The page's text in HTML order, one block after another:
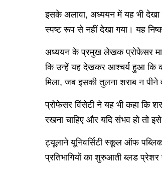
इसके अलावा, अध्ययन में यह भी देखा
स्पष्ट रूप से नहीं देखा गया। यह
अध्ययन के प्रमुख लेखक प्रोफेसर
कि उन्हें यह देखकर आश्चर्य हुआ कि
मिला, जब इसकी तुलना शराब न पीने
प्रोफेसर विंसेटी ने यह भी कहा कि
रखना चाहिए और यदि संभव हो तो
ट्यूलाने यूनिवर्सिटी स्कूल ऑफ
प्रतिभागियों का शुरुआती ब्लड